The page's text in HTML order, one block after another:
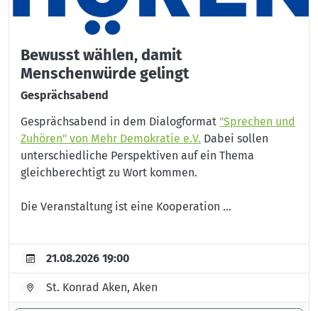
Bewusst wählen, damit
Menschenwürde gelingt
Gesprächsabend
Gesprächsabend in dem Dialogformat "Sprechen und
Zuhören" von Mehr Demokratie e.V. Dabei sollen
unterschiedliche Perspektiven auf ein Thema
gleichberechtigt zu Wort kommen.
Die Veranstaltung ist eine Kooperation ...
21.08.2026 19:00
St. Konrad Aken, Aken